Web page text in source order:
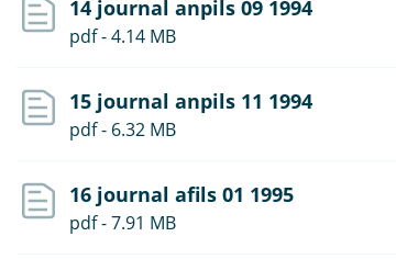
14 journal anpils 09 1994
pdf - 4.14 MB
15 journal anpils 11 1994
pdf - 6.32 MB
16 journal afils 01 1995
pdf - 7.91 MB